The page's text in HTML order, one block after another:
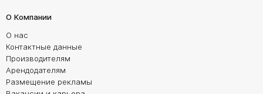
О Компании
О нас
Контактные данные
Производителям
Арендодателям
Размещение рекламы